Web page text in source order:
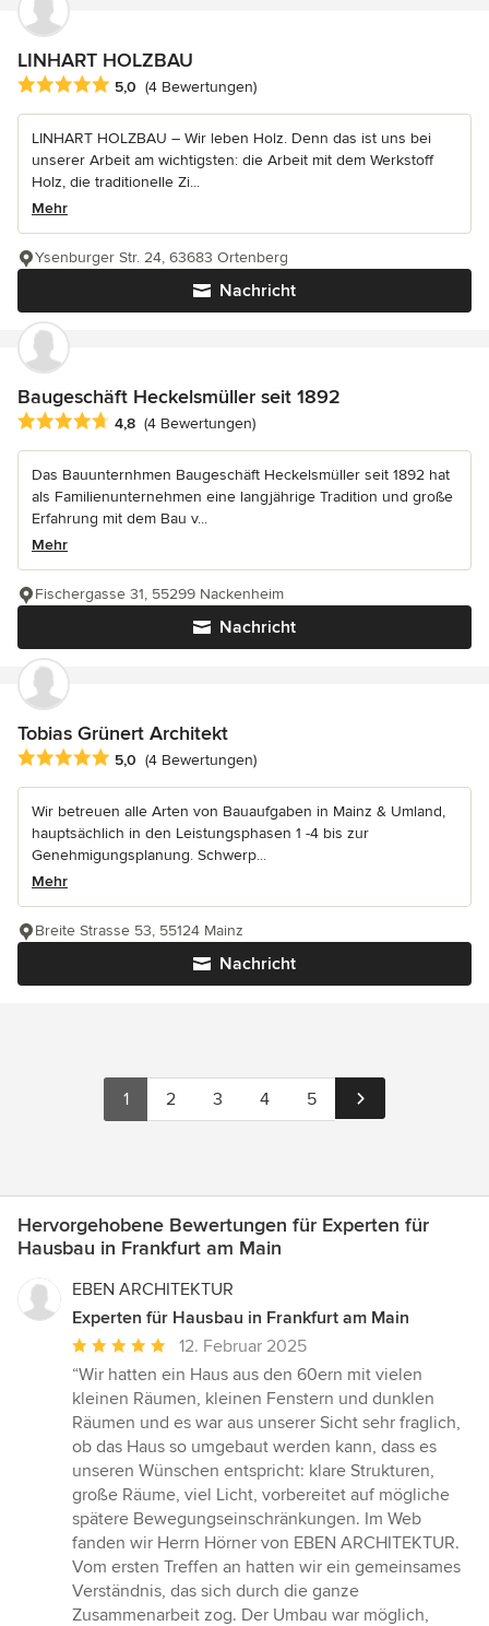
LINHART HOLZBAU
Durchschnittliche Bewertung: 5 von 5 Sternen
5,0 (4 Bewertungen)
LINHART HOLZBAU – Wir leben Holz. Denn das ist uns bei
unserer Arbeit am wichtigsten: die Arbeit mit dem Werkstoff
Holz, die traditionelle Zi...
Mehr
Nachricht
Ysenburger Str. 24, 63683 Ortenberg
Baugeschäft Heckelsmüller seit 1892
Durchschnittliche Bewertung: 4.8 von 5 Sternen
4,8 (4 Bewertungen)
Das Bauunternhmen Baugeschäft Heckelsmüller seit 1892 hat
als Familienunternehmen eine langjährige Tradition und große
Erfahrung mit dem Bau v...
Mehr
Nachricht
Fischergasse 31, 55299 Nackenheim
Tobias Grünert Architekt
Durchschnittliche Bewertung: 5 von 5 Sternen
5,0 (4 Bewertungen)
Wir betreuen alle Arten von Bauaufgaben in Mainz & Umland,
hauptsächlich in den Leistungsphasen 1 -4 bis zur
Genehmigungsplanung. Schwerp...
Mehr
Nachricht
Breite Strasse 53, 55124 Mainz
1 2 3 4 5
Hervorgehobene Bewertungen für Experten für
Hausbau in Frankfurt am Main
EBEN ARCHITEKTUR
Experten für Hausbau in Frankfurt am Main
Durchschnittliche
Bewertung:
5
von
5
Sternen
12. Februar 2025
“Wir hatten ein Haus aus den 60ern mit vielen
kleinen Räumen, kleinen Fenstern und dunklen
Räumen und es war aus unserer Sicht sehr fraglich,
ob das Haus so umgebaut werden kann, dass es
unseren Wünschen entspricht: klare Strukturen,
große Räume, viel Licht, vorbereitet auf mögliche
spätere Bewegungseinschränkungen. Im Web
fanden wir Herrn Hörner von EBEN ARCHITEKTUR.
Vom ersten Treffen an hatten wir ein gemeinsames
Verständnis, das sich durch die ganze
Zusammenarbeit zog. Der Umbau war möglich,